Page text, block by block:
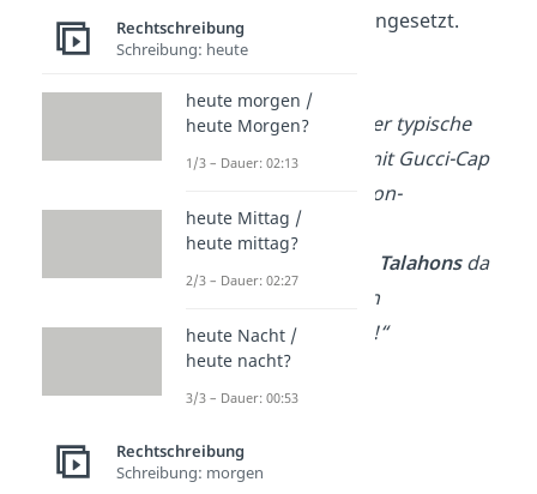
oder
eingesetzt.
„Das ist doch der typische
Talahon
-Look mit Gucci-Cap
und Louis Vuitton-
Bauchtasche.“
Talahonsda
drüben machen
Schattenboxen!“
Rechtschreibung
Schreibung: heute
heute morgen /
heute Morgen?
1/3 – Dauer: 02:13
heute Mittag /
heute mittag?
2/3 – Dauer: 02:27
heute Nacht /
heute nacht?
3/3 – Dauer: 00:53
Rechtschreibung
Schreibung: morgen